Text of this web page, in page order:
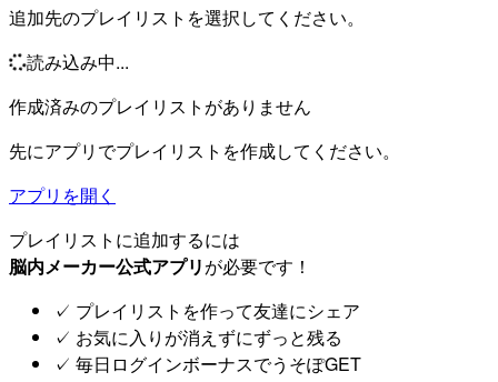
追加先のプレイリストを選択してください。
読み込み中...
作成済みのプレイリストがありません
先にアプリでプレイリストを作成してください。
アプリを開く
プレイリストに追加するには
脳内メーカー公式アプリが必要です！
✓ プレイリストを作って友達にシェア
✓ お気に入りが消えずにずっと残る
✓ 毎日ログインボーナスでうそぽGET